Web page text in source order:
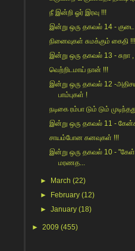
நீ இன்றி ஓர் இரவு !!!
இன்று ஒரு தகவல் 14 - குடை
நினைவுகள் சுமக்கும் கைதி !!!
இன்று ஒரு தகவல் 13 - சுறா ,
வெற்றிடமாய் நான் !!!
இன்று ஒரு தகவல் 12 -
பாம்புகள் !
நடிகை ரம்பா டும் டும்
இன்று ஒரு தகவல் 11 -
சாயம்போன கனவுகள் !!!
இன்று ஒரு தகவல் 10 -
மரணத...
► March (22)
►
February (12)
►January (18)
► 2009 (455)